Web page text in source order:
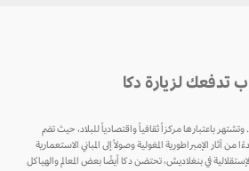
تدفعك لزيارة دكا
باعتبارها مركزاً ثقافياً واقتصادياً للبلاد، حيث تضم
الإمبراطورية المغولية وصولاً إلى المباني الاستعمارية
في بنغلاديش، تحتضن دكا أيضًا بعض المعالم والهياكل